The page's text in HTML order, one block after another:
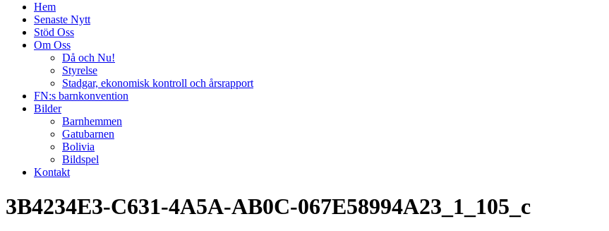
Hem
Senaste Nytt
Stöd Oss
Om Oss
Då och Nu!
Styrelse
Stadgar, ekonomisk kontroll och årsrapport
FN:s barnkonvention
Bilder
Barnhemmen
Gatubarnen
Bolivia
Bildspel
Kontakt
3B4234E3-C631-4A5A-AB0C-067E58994A23_1_105_c